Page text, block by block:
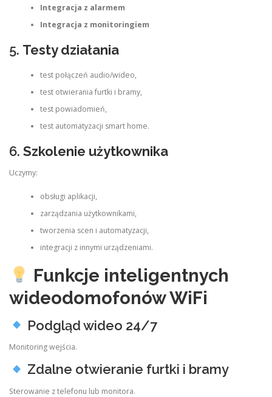
Integracja z alarmem
Integracja z monitoringiem
5. Testy działania
test połączeń audio/wideo,
test otwierania furtki i bramy,
test powiadomień,
test automatyzacji smart home.
6. Szkolenie użytkownika
Uczymy:
obsługi aplikacji,
zarządzania użytkownikami,
tworzenia scen i automatyzacji,
integracji z innymi urządzeniami.
Funkcje inteligentnych
wideodomofonów WiFi
Podgląd wideo 24/7
Monitoring wejścia.
Zdalne otwieranie furtki i bramy
Sterowanie z telefonu lub monitora.